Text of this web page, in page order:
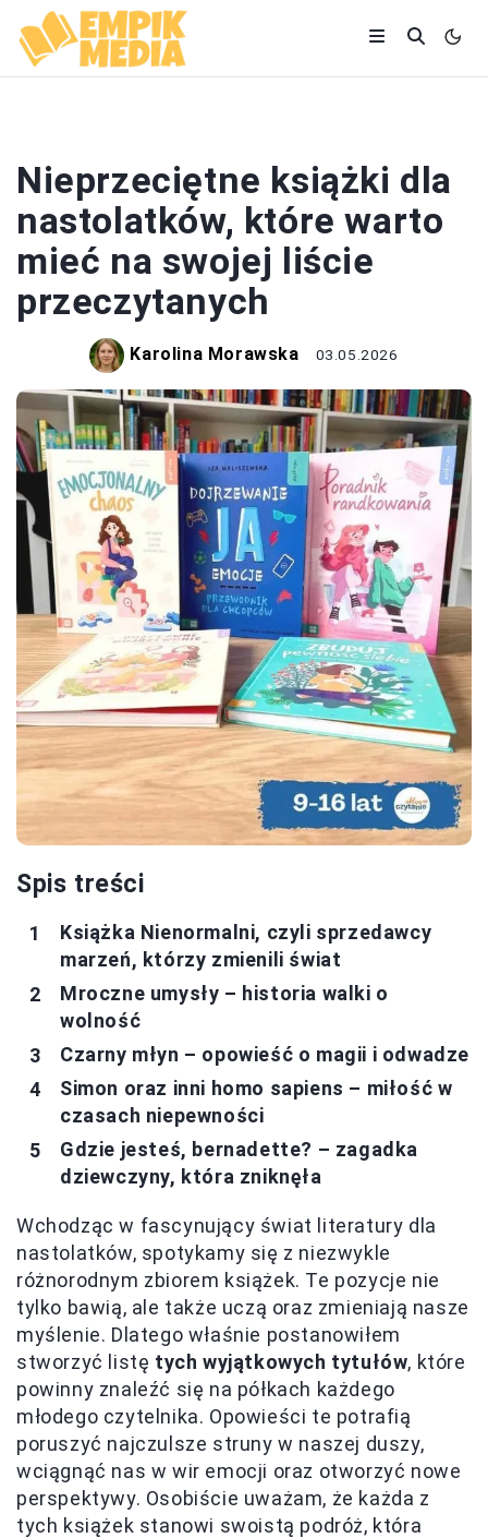
Nieprzeciętne książki dla
nastolatków, które warto
mieć na swojej liście
przeczytanych
Karolina Morawska 03.05.2026
Spis treści
Książka Nienormalni, czyli sprzedawcy
marzeń, którzy zmienili świat
Mroczne umysły – historia walki o
wolność
Czarny młyn – opowieść o magii i odwadze
Simon oraz inni homo sapiens – miłość w
czasach niepewności
Gdzie jesteś, bernadette? – zagadka
dziewczyny, która zniknęła
Wchodząc w fascynujący świat literatury dla
nastolatków, spotykamy się z niezwykle
różnorodnym zbiorem książek. Te pozycje nie
tylko bawią, ale także uczą oraz zmieniają nasze
myślenie. Dlatego właśnie postanowiłem
stworzyć listę tych wyjątkowych tytułów, które
powinny znaleźć się na półkach każdego
młodego czytelnika. Opowieści te potrafią
poruszyć najczulsze struny w naszej duszy,
wciągnąć nas w wir emocji oraz otworzyć nowe
perspektywy. Osobiście uważam, że każda z
tych książek stanowi swoistą podróż, która